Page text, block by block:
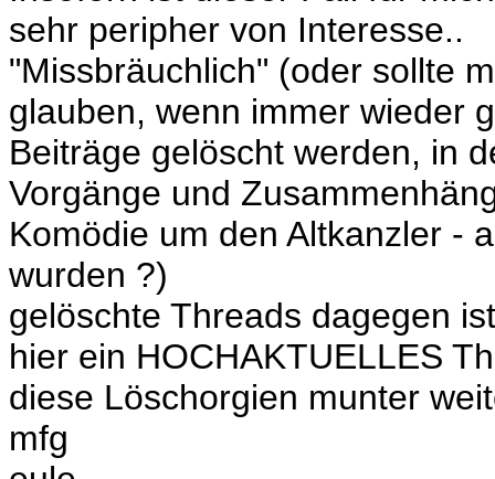
sehr peripher von Interesse..
"Missbräuchlich" (oder sollte
glauben, wenn immer wieder
Beiträge gelöscht werden, in
Vorgänge und
Komödie um den Altkanzler -
wurden ?)
gelöschte Threads dagegen
hier ein HOCHAKTUELLES
diese Löschorgien munter
mfg